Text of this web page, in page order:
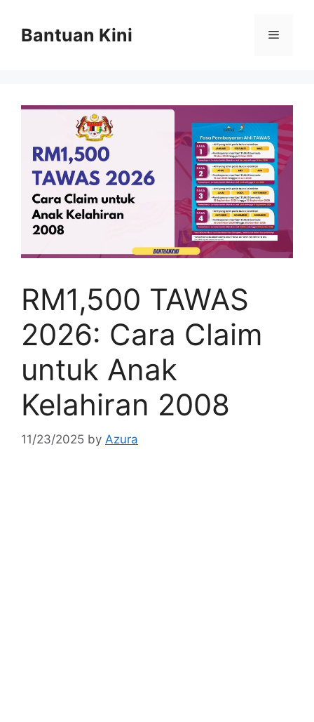
contentBantuan Kini Menu
RM1,500 TAWAS
2026: Cara Claim
untuk Anak
Kelahiran 2008
11/23/2025 by Azura